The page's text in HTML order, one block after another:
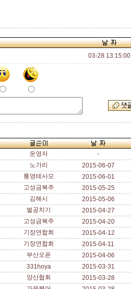
03-28 13:15:00
운영자 -
노가리 2015-06-07
통영테사모 2015-06-01
고성금복주 2015-05-25
김해시 2015-05-06
벌공치기 2015-04-27
고성금복주 2015-04-20
기장연합회 2015-04-12
기장연합회 2015-04-11
부산오픈 2015-04-06
331hoya 2015-03-31
양산협회 2015-03-28